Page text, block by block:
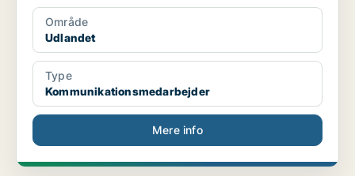
Område
Udlandet
Type
Kommunikationsmedarbejder
Mere info